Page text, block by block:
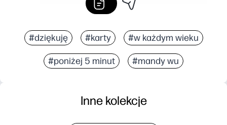
#dziękuję #karty #w każdym wieku
#poniżej 5 minut #mandy wu
Inne kolekcje